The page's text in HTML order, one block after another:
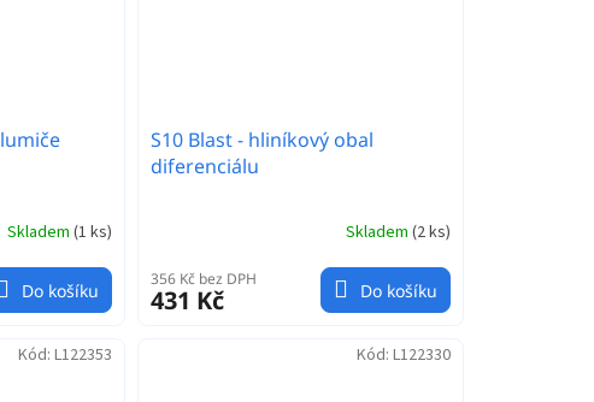
Skladem (1 ks)
Do košíku
S10 Blast - hliníkový obal
diferenciálu
Skladem (2 ks)
356 Kč bez DPH
431 Kč Do košíku
Kód: L122353 Kód: L122330